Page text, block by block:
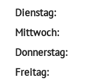
Dienstag:
Mittwoch:
Donnerstag:
Freitag: